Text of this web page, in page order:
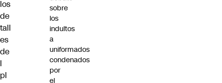
los
de
tall
es
de
l
pl
sobre
los
indultos
a
uniformados
condenados
por
el